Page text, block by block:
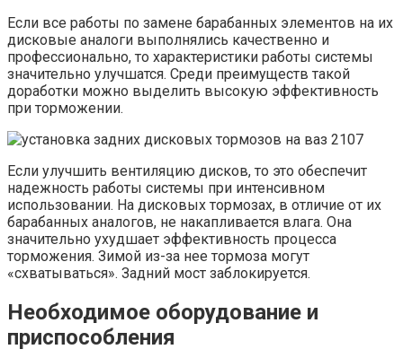
Если все работы по замене барабанных элементов на их
дисковые аналоги выполнялись качественно и
профессионально, то характеристики работы системы
значительно улучшатся. Среди преимуществ такой
доработки можно выделить высокую эффективность
при торможении.
Если улучшить вентиляцию дисков, то это обеспечит
надежность работы системы при интенсивном
использовании. На дисковых тормозах, в отличие от их
барабанных аналогов, не накапливается влага. Она
значительно ухудшает эффективность процесса
торможения. Зимой из-за нее тормоза могут
«схватываться». Задний мост заблокируется.
Необходимое оборудование и
приспособления